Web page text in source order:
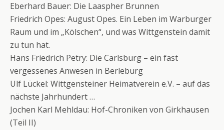
Eberhard Bauer: Die Laaspher Brunnen
Friedrich Opes: August Opes. Ein Leben im Warburger
Raum und im „Kölschen“, und was Wittgenstein damit
zu tun hat.
Hans Friedrich Petry: Die Carlsburg – ein fast
vergessenes Anwesen in Berleburg
Ulf Lückel: Wittgensteiner Heimatverein e.V. – auf das
nächste Jahrhundert …
Jochen Karl Mehldau: Hof-Chroniken von Girkhausen
(Teil II)